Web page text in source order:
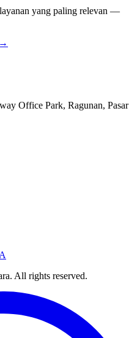
yang paling relevan —
Office Park, Ragunan, Pasar
All rights reserved.